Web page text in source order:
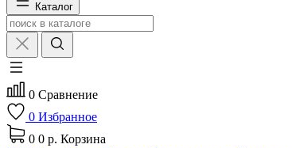
Каталог
0 Сравнение
0 Избранное
0 0 р. Корзина